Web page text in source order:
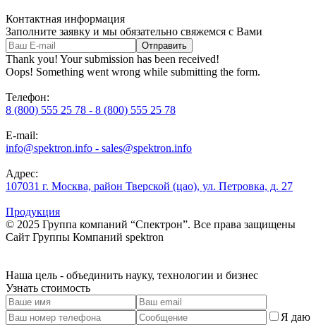
Контактная информация
Заполните заявку и мы обязательно свяжемся с Вами
Thank you! Your submission has been received!
Oops! Something went wrong while submitting the form.
Телефон:
8 (800) 555 25 78 - 8 (800) 555 25 78
E-mail:
info@spektron.info - sales@spektron.info
Адрес:
107031 г. Москва, район Тверской (цао), ул. Петровка, д. 27
Продукция
© 2025 Группа компаний “Спектрон”. Все права защищены
Cайт Группы Компаний spektron
Наша цель - объединить науку, технологии и бизнес
Узнать стоимость
Я даю